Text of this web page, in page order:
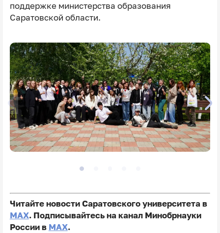
поддержке министерства образования
Саратовской области.
Читайте новости Саратовского университета в
MAX. Подписывайтесь на канал Минобрнауки
России в MAX.